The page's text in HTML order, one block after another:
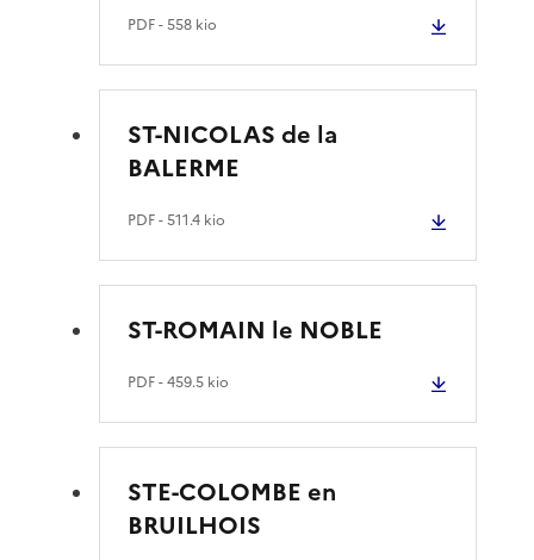
PDF- 558 kio
ST-NICOLAS de la
BALERME
PDF- 511.4 kio
ST-ROMAIN le NOBLE
PDF- 459.5 kio
STE-COLOMBE en
BRUILHOIS